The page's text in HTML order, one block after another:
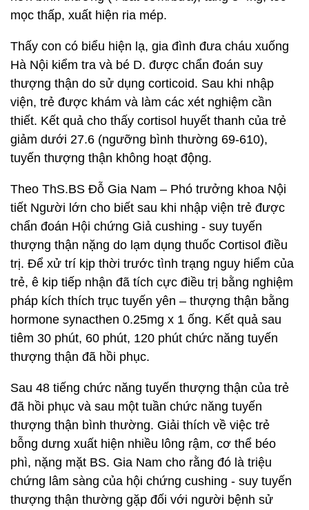
mọc thấp, xuất hiện ria mép.
Thấy con có biểu hiện lạ, gia đình đưa cháu xuống
Hà Nội kiểm tra và bé D. được chẩn đoán suy
thượng thận do sử dụng corticoid. Sau khi nhập
viện, trẻ được khám và làm các xét nghiệm cần
thiết. Kết quả cho thấy cortisol huyết thanh của trẻ
giảm dưới 27.6 (ngưỡng bình thường 69-610),
tuyến thượng thận không hoạt động.
Theo ThS.BS Đỗ Gia Nam – Phó trưởng khoa Nội
tiết Người lớn cho biết sau khi nhập viện trẻ được
chẩn đoán Hội chứng Giả cushing - suy tuyến
thượng thận nặng do lạm dụng thuốc Cortisol điều
trị. Để xử trí kịp thời trước tình trạng nguy hiểm của
trẻ, ê kip tiếp nhận đã tích cực điều trị bằng nghiệm
pháp kích thích trục tuyến yên – thượng thận bằng
hormone synacthen 0.25mg x 1 ống. Kết quả sau
tiêm 30 phút, 60 phút, 120 phút chức năng tuyến
thượng thận đã hồi phục.
Sau 48 tiếng chức năng tuyến thượng thận của trẻ
đã hồi phục và sau một tuần chức năng tuyến
thượng thận bình thường. Giải thích về việc trẻ
bỗng dưng xuất hiện nhiều lông rậm, cơ thể béo
phì, nặng mặt BS. Gia Nam cho rằng đó là triệu
chứng lâm sàng của hội chứng cushing - suy tuyến
thượng thận thường gặp đối với người bệnh sử